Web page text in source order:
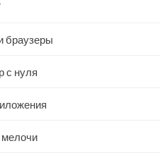
браузеры
с нуля